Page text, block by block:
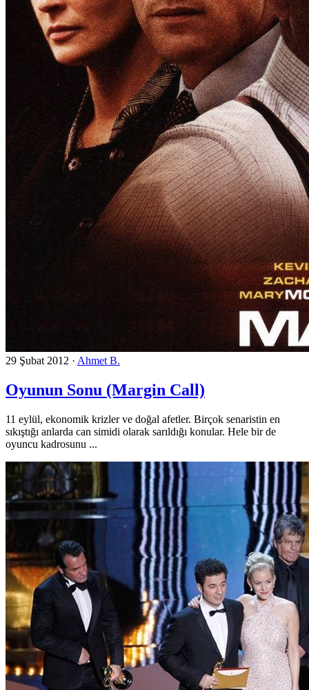
29 Şubat 2012 · Ahmet B.
Oyunun Sonu (Margin Call)
11 eylül, ekonomik krizler ve doğal afetler. Birçok senaristin en
sıkıştığı anlarda can simidi olarak sarıldığı konular. Hele bir de
oyuncu kadrosunu ...